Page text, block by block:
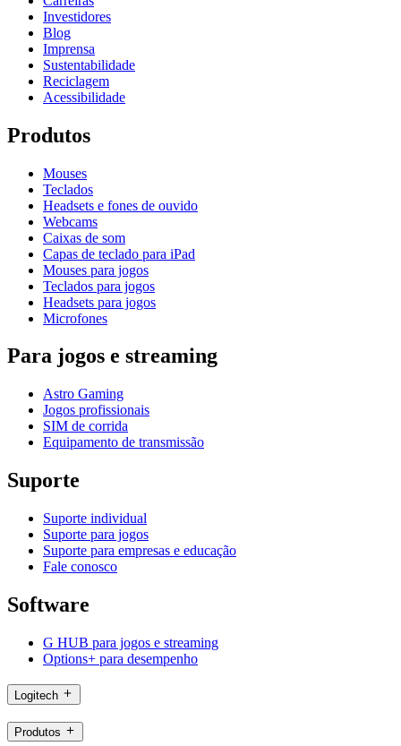
Investidores
Blog
Imprensa
Sustentabilidade
Reciclagem
Acessibilidade
Produtos
Mouses
Teclados
Headsets e fones de ouvido
Webcams
Caixas de som
Capas de teclado para iPad
Mouses para jogos
Teclados para jogos
Headsets para jogos
Microfones
Para jogos e streaming
Astro Gaming
Jogos profissionais
SIM de corrida
Equipamento de transmissão
Suporte
Suporte individual
Suporte para jogos
Suporte para empresas e educação
Fale conosco
Software
G HUB para jogos e streaming
Options+ para desempenho
Logitech
Produtos